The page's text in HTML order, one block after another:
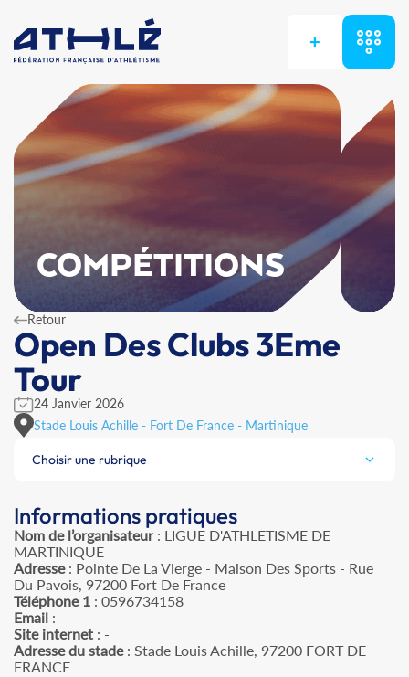
+
COMPÉTITIONS
Retour
Open Des Clubs 3Eme
Tour
24 Janvier 2026
Stade Louis Achille - Fort De France - Martinique
Choisir une rubrique
Informations pratiques
Nom de l’organisateur: LIGUE D'ATHLETISME DE
MARTINIQUE
Adresse: Pointe De La Vierge - Maison Des Sports - Rue
Du Pavois, 97200 Fort De France
Téléphone 1 : 0596734158
Email : -
Site internet : -
Adresse du stade: Stade Louis Achille, 97200 FORT DE
FRANCE